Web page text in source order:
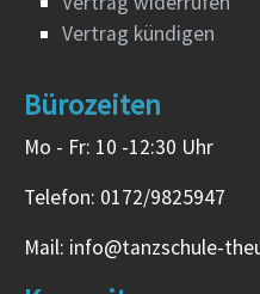
Vertrag kündigen
Bürozeiten
Mo - Fr: 10 -12:30 Uhr
Telefon: 0172/9825947
Mail: info@tanzschule-